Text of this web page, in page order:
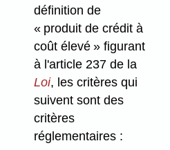
définition de
« produit de crédit à
coût élevé » figurant
à l'article 237 de la
Loi, les critères qui
suivent sont des
critères
réglementaires :